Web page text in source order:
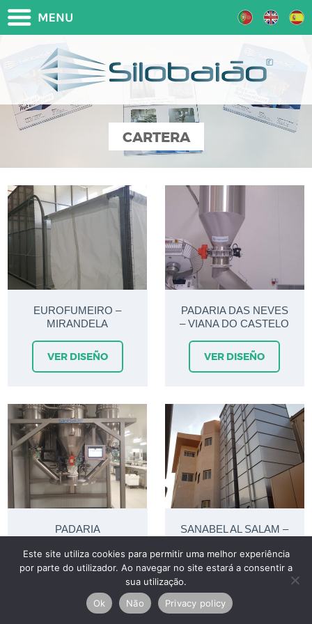
CARTERA
EUROFUMEIRO –
MIRANDELA
VER DISEÑO
PADARIA DAS NEVES
– VIANA DO CASTELO
VER DISEÑO
PADARIA
LISBOA
SANABEL AL SALAM –
SAUDITA
Este site utiliza cookies para permitir uma melhor experiência
por parte do utilizador. Ao navegar no site estará a consentir a
sua utilização.
Ok
Não Privacy policy